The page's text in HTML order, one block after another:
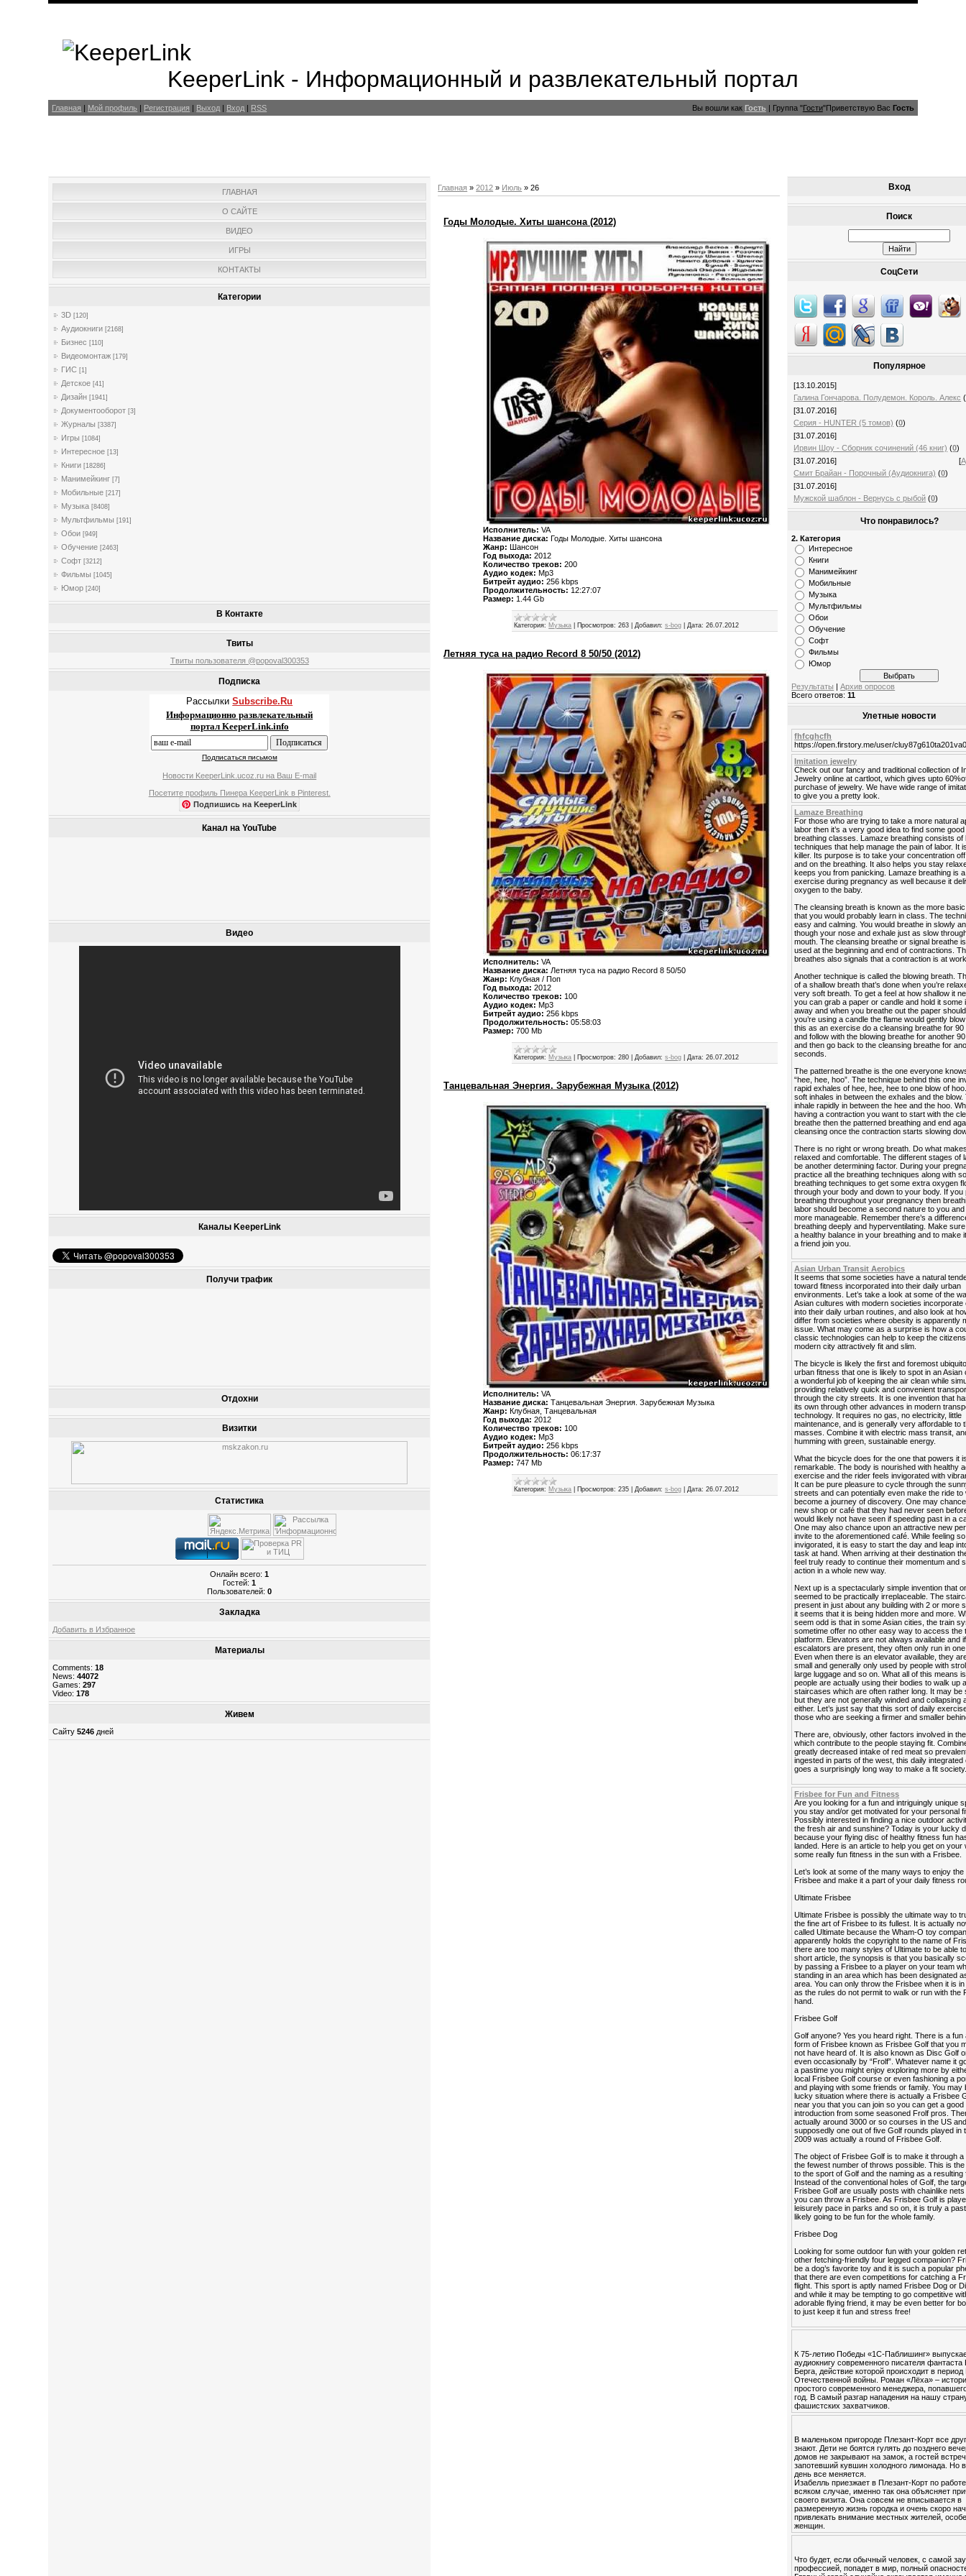
KeeperLink - Информационный и развлекательный портал
Главная | Мой профиль | Регистрация | Выход | Вход | RSS Вы вошли как Гость | Группа"Гости"Приветствую Вас Гость
ГЛАВНАЯ
О САЙТЕ
ВИДЕО
ИГРЫ
КОНТАКТЫ
Категории
3D [120]
Аудиокниги [2168]
Бизнес [110]
Видеомонтаж [179]
ГИС [1]
Детское [41]
Дизайн [1941]
Документооборот [3]
Журналы [3387]
Игры [1084]
Интересное [13]
Книги [18286]
Манимейкинг [7]
Мобильные [217]
Музыка [8408]
Мультфильмы [191]
Обои [949]
Обучение [2463]
Софт [3212]
Фильмы [1045]
Юмор [240]
В Контакте
Твиты
Твиты пользователя @popoval300353
Подписка
РассылкиSubscribe.Ru
Информационно развлекательный
портал KeeperLink.info
Подписаться письмом
Новости KeeperLink.ucoz.ru на Ваш E-mail
Посетите профиль Пинера KeeperLink в Pinterest.
Подпишись на KeeperLink
Канал на YouTube
Видео
Каналы KeeperLink
Получи трафик
Отдохни
Визитки
Статистика
Онлайн всего:1
Гостей:1
Пользователей:0
Закладка
Добавить в Избранное
Материалы
Comments:18
News:44072
Games:297
Video:178
Живем
Сайту5246 дней
Главная »2012 » Июль » 26
Годы Молодые. Хиты шансона (2012)
Исполнитель: VA
Название диска: Годы Молодые. Хиты шансона
Жанр:
Шансон
Год выхода: 2012
Количество треков: 200
Аудио кодек: Mp3
Битрейт аудио: 256 kbps
Продолжительность: 12:27:07
Размер: 1.44 Gb
Категория: Музыка Просмотров: 263 |Добавил: s-bog |Дата: 26.07.2012
Летняя туса на радио Record 8 50/50 (2012)
Исполнитель: VA
Название диска: Летняя туса на радио Record 8 50/50
Жанр: Клубная / Поп
Год выхода: 2012
Количество треков: 100
Аудио кодек: Mp3
Битрейт аудио: 256 kbps
Продолжительность: 05:58:03
Размер: 700 Mb
Категория: Музыка Просмотров: 280 |Добавил: s-bog |Дата: 26.07.2012
Танцевальная Энергия. Зарубежная Музыка (2012)
Исполнитель: VA
Название диска: Танцевальная Энергия. Зарубежная Музыка
Жанр: Клубная, Танцевальная
Год выхода: 2012
Количество треков: 100
Аудио кодек: Mp3
Битрейт аудио: 256 kbps
Продолжительность: 06:17:37
Размер: 747 Mb
Категория: Музыка Просмотров: 235 |Добавил: s-bog |Дата: 26.07.2012
Вход
Поиск
СоцСети
Популярное
[13.10.2015]
Галина Гончарова. Полудемон. Король. Алекс (
[31.07.2016]
Серия - HUNTER (5 томов) (0)
[31.07.2016]
Ирвин Шоу - Сборник сочинений (46 книг) (0)
[31.07.2016]
[
Смит Брайан - Порочный (Аудиокнига) (0)
[31.07.2016]
Мужской шаблон - Вернусь с рыбой (0)
Что понравилось?
2. Категория
Интересное
Книги
Манимейкинг
Мобильные
Музыка
Мультфильмы
Обои
Обучение
Софт
Фильмы
Юмор
Результаты |Архив опросов
Всего ответов:11
Улетные новости
fhfcghcfh
https://open.firstory.me/user/
Imitation jewelry
Check out our fancy and traditional collection of
Jewelry online at cartloot, which gives upto
purchase of jewelry. We have wide range of
to give you a pretty look.
Lamaze Breathing
For those who are trying to take a more natural
labor then it’s a very good idea to find some
breathing classes. Lamaze breathing consists of
techniques that help manage the pain of labor. It
killer. Its purpose is to take your concentration
and on the breathing. It also helps you stay
keeps you from panicking. Lamaze breathing is
exercise during pregnancy as well because it
oxygen to the baby.
The cleansing breath is known as the more
that you would probably learn in class. The
easy and calming. You would breathe in slowly
though your nose and exhale just as slow
mouth. The cleansing breathe or signal breathe
used at the beginning and end of contractions.
breathes also signals that a contraction is at
Another technique is called the blowing breath.
of a shallow breath that’s done when you’re
very soft breath. To get a feel at how shallow it
you can grab a paper or candle and hold it some
away and when you breathe out the paper
you’re using a candle the flame would gently
this as an exercise do a cleansing breathe for
and follow with the blowing breathe for another
and then go back to the cleansing breathe for
seconds.
The patterned breathe is the one everyone
“hee, hee, hoo”. The technique behind this one
rapid exhales of hee, hee, hee to one blow of
soft inhales in between the exhales and the blow.
inhale rapidly in between the hee and the hoo.
having a contraction you want to start with the
breathe then the patterned breathing and end
cleansing once the contraction starts slowing
There is no right or wrong breath. Do what
relaxed and comfortable. The different stages of
be another determining factor. During your
practice all the breathing techniques along with
breathing techniques to get some extra oxygen
through your body and down to your body. If you
breathing throughout your pregnancy then
labor should become a second nature to you and
more manageable. Remember there’s a
breathing deeply and hyperventilating. Make
a healthy balance in your breathing and to make
a friend join you.
Asian Urban Transit Aerobics
It seems that some societies have a natural
toward fitness incorporated into their daily urban
environments. Let’s take a look at some of the
Asian cultures with modern societies incorporate
into their daily urban routines, and also look at
differ from societies where obesity is apparently
issue. What may come as a surprise is how a
classic technologies can help to keep the
modern city attractively fit and slim.
The bicycle is likely the first and foremost
urban fitness that one is likely to spot in an Asian
a wonderful job of keeping the air clean while
providing relatively quick and convenient
through the city streets. It is one invention that
its own through other advances in modern
technology. It requires no gas, no electricity, little
maintenance, and is generally very affordable to
masses. Combine it with electric mass transit,
humming with green, sustainable energy.
What the bicycle does for the one that powers it
remarkable. The body is nourished with healthy
exercise and the rider feels invigorated with
It can be pure pleasure to cycle through the
streets and can potentially even make the ride to
become a journey of discovery. One may
new shop or café that they had never seen
would likely not have seen if speeding past in a
One may also chance upon an attractive new
invite to the aforementioned café. While feeling so
invigorated, it is easy to start the day and leap
task at hand. When arriving at their destination
feel truly ready to continue their momentum and
action in a whole new way.
Next up is a spectacularly simple invention that
seemed to be practically irreplaceable. The
present in just about any building with 2 or more
it seems that it is being hidden more and more.
seem odd is that in some Asian cities, the train
sometime offer no other easy way to access the
platform. Elevators are not always available and if
escalators are present, they often only run in
Even when there is an elevator available, they
small and generally only used by people with
large luggage and so on. What all of this means
people are actually using their bodies to walk up
staircases which are often rather long. It may be
but they are not generally winded and collapsing
either. Let’s just say that this sort of daily
those who are seeking a firmer and smaller
There are, obviously, other factors involved in
which contribute to the people staying fit.
greatly decreased intake of red meat so
ingested in parts of the west, this daily integrated
goes a surprisingly long way to make a fit
Frisbee for Fun and Fitness
Are you looking for a fun and intriguingly unique
you stay and/or get motivated for your personal
Possibly interested in finding a nice outdoor
the fresh air and sunshine? Today is your lucky
because your flying disc of healthy fitness fun
landed. Here is an article to help you get on your
some really fun fitness in the sun with a Frisbee.
Let’s look at some of the many ways to enjoy the
Frisbee and make it a part of your daily fitness
Ultimate Frisbee
Ultimate Frisbee is possibly the ultimate way to
the fine art of Frisbee to its fullest. It is actually
called Ultimate because the Wham-O toy
apparently holds the copyright to the name of
there are too many styles of Ultimate to be able
short article, the synopsis is that you basically
by passing a Frisbee to a player on your team
standing in an area which has been designated
area. You can only throw the Frisbee when it is
as the rules do not permit to walk or run with the
hand.
Frisbee Golf
Golf anyone? Yes you heard right. There is a fun
form of Frisbee known as Frisbee Golf that you
not have heard of. It is also known as Disc Golf
even occasionally by “Frolf”. Whatever name it
a pastime you might enjoy exploring more by
local Frisbee Golf course or even fashioning a
and playing with some friends or family. You may
lucky situation where there is actually a Frisbee
near you that you can join so you can get a good
introduction from some seasoned Frolf pros.
actually around 3000 or so courses in the US
supposedly one out of five Golf rounds played in
2009 was actually a round of Frisbee Golf.
The object of Frisbee Golf is to make it through
the fewest number of throws possible. This is
to the sport of Golf and the naming as a resulting
Instead of the conventional holes of Golf, the
Frisbee Golf are usually posts with chainlike
you can throw a Frisbee. As Frisbee Golf is
leisurely pace in parks and so on, it is truly a
likely going to be fun for the whole family.
Frisbee Dog
Looking for some outdoor fun with your golden
other fetching-friendly four legged companion?
be a dog’s favorite toy and it is such a popular
that there are even competitions for catching a
flight. This sport is aptly named Frisbee Dog or
and while it may be tempting to go competitive
adorable flying friend, it may be even better for
to just keep it fun and stress free!
К 75-летию Победы «1С-Паблишинг»
аудиокнигу современного писателя фантаста
Берга, действие которой происходит в период
Отечественной войны. Роман «Лёха» –
простого современного менеджера,
год. В самый разгар нападения на нашу
фашистских захватчиков.
В маленьком пригороде Плезант-Корт все
знают. Дети не боятся гулять до позднего
домов не закрывают на замок, а гостей
запотевший кувшин холодного лимонада. Но
день все меняется.
Изабелль приезжает в Плезант-Корт по
всяком случае, именно так она объясняет
своего визита. Она совсем не вписывается в
размеренную жизнь городка и очень скоро
привлекать внимание местных жителей,
женщин.
Что будет, если обычный человек, с самой
профессией, попадет в мир, полный